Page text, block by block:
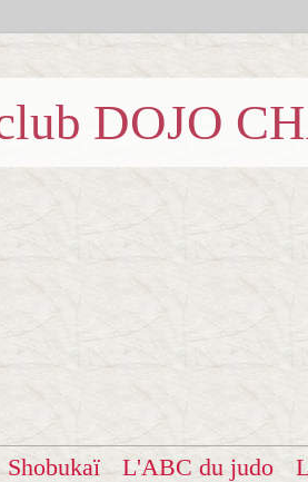
DOJO
Shobukaï L'ABC du judo